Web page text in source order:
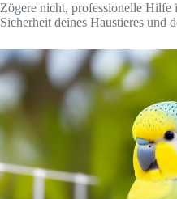
Zögere nicht, professionelle Hilfe
Sicherheit deines Haustieres und